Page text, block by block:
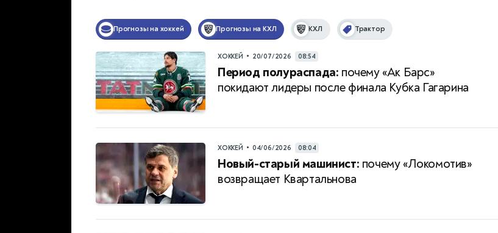
Прогнозы на хоккей Прогнозы на КХЛ КХЛ Трактор
ХОККЕЙ • 20/07/2026 08:54
Период полураспада: почему «Ак Барс»
покидают лидеры после финала Кубка Гагарина
ХОККЕЙ • 04/06/2026 08:04
Новый-старый машинист: почему «Локомотив»
возвращает Квартальнова